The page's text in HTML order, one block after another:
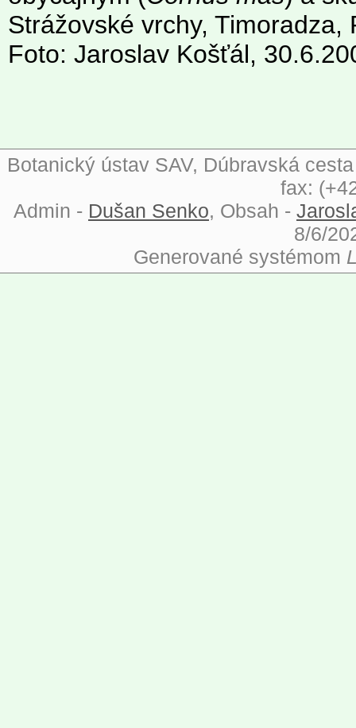
Strážovské vrchy,
Foto: Jaroslav Košťál,
Botanický ústav SAV, Dúbravská
fax:
Admin - Dušan Senko, Obsah -
8/6/
Generované systémom